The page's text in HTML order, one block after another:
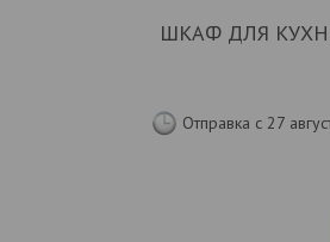
ШКАФ ДЛЯ
Отправка с 27